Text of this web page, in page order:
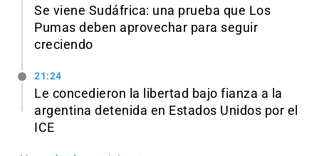
Se viene Sudáfrica: una prueba que Los
Pumas deben aprovechar para seguir
creciendo
21:24
Le concedieron la libertad bajo fianza a la
argentina detenida en Estados Unidos por el
ICE